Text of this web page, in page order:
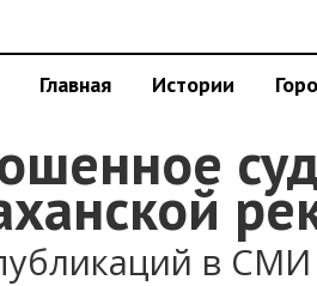
Главная Истории
в СМИ